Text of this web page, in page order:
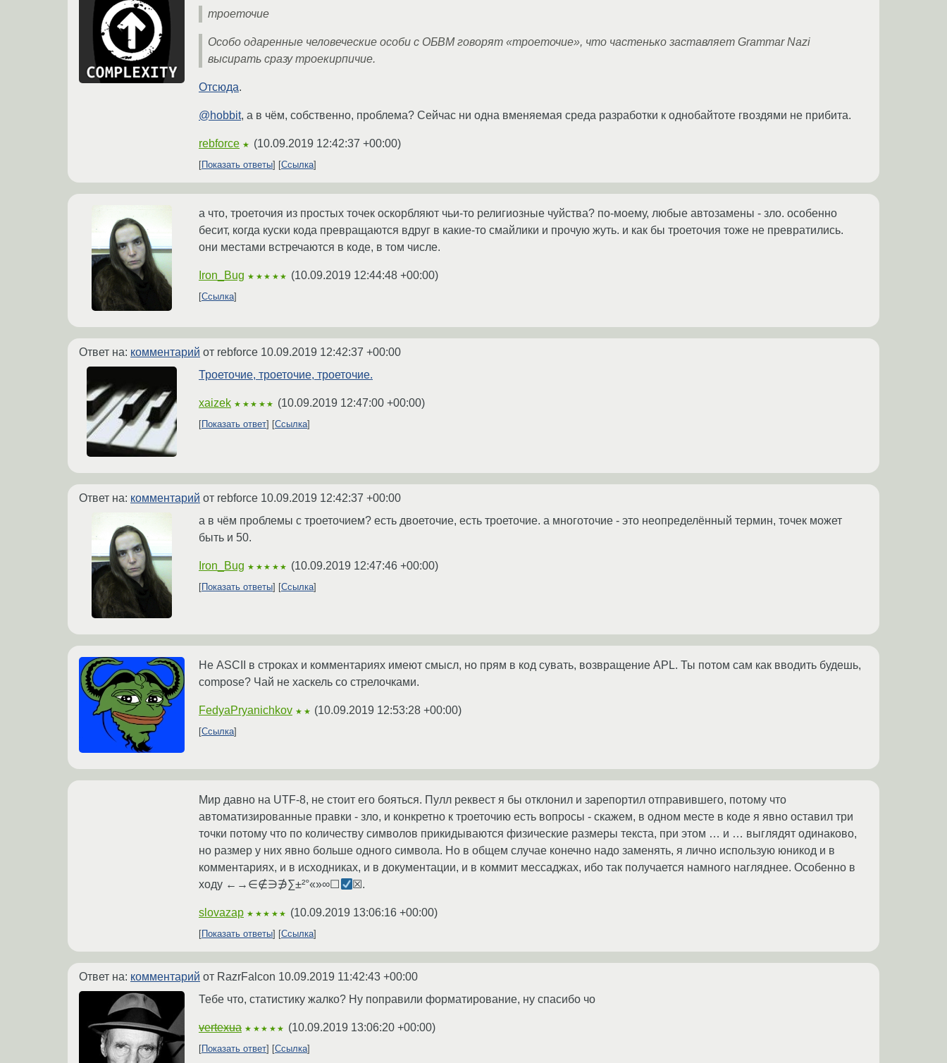
троеточие
Особо одаренные человеческие особи с ОБВМ говорят «троеточие», что частенько заставляет Grammar Nazi
высирать сразу троекирпичие.
Отсюда.
@hobbit, а в чём, собственно, проблема? Сейчас ни одна вменяемая среда разработки к однобайтоте гвоздями не прибита.
rebforce ★ (10.09.2019 12:42:37 +00:00)
Показать ответы Ссылка
а что, троеточия из простых точек оскорбляют чьи-то религиозные чуйства? по-моему, любые автозамены - зло. особенно
бесит, когда куски кода превращаются вдруг в какие-то смайлики и прочую жуть. и как бы троеточия тоже не превратились.
они местами встречаются в коде, в том числе.
Iron_Bug ★★★★★ (10.09.2019 12:44:48 +00:00)
Ссылка
Ответ на: комментарий от rebforce 10.09.2019 12:42:37 +00:00
Троеточие, троеточие, троеточие.
xaizek ★★★★★ (10.09.2019 12:47:00 +00:00)
Показать ответ Ссылка
Ответ на: комментарий от rebforce 10.09.2019 12:42:37 +00:00
а в чём проблемы с троеточием? есть двоеточие, есть троеточие. а многоточие - это неопределённый термин, точек может
быть и 50.
Iron_Bug ★★★★★ (10.09.2019 12:47:46 +00:00)
Показать ответы Ссылка
Не ASCII в строках и комментариях имеют смысл, но прям в код сувать, возвращение APL. Ты потом сам как вводить будешь,
compose? Чай не хаскель со стрелочками.
FedyaPryanichkov ★★ (10.09.2019 12:53:28 +00:00)
Ссылка
Мир давно на UTF-8, не стоит его бояться. Пулл реквест я бы отклонил и зарепортил отправившего, потому что
автоматизированные правки - зло, и конкретно к троеточию есть вопросы - скажем, в одном месте в коде я явно оставил три
точки потому что по количеству символов прикидываются физические размеры текста, при этом … и … выглядят одинаково,
но размер у них явно больше одного символа. Но в общем случае конечно надо заменять, я лично использую юникод и в
комментариях, и в исходниках, и в документации, и в коммит мессаджах, ибо так получается намного нагляднее. Особенно в
ходу ←→∈∉∋∌∑±²°«»∞☐
☒.
slovazap ★★★★★ (10.09.2019 13:06:16 +00:00)
Показать ответы Ссылка
Ответ на: комментарий от RazrFalcon 10.09.2019 11:42:43 +00:00
Тебе что, статистику жалко? Ну поправили форматирование, ну спасибо чо
vertexua ★★★★★ (10.09.2019 13:06:20 +00:00)
Показать ответ Ссылка